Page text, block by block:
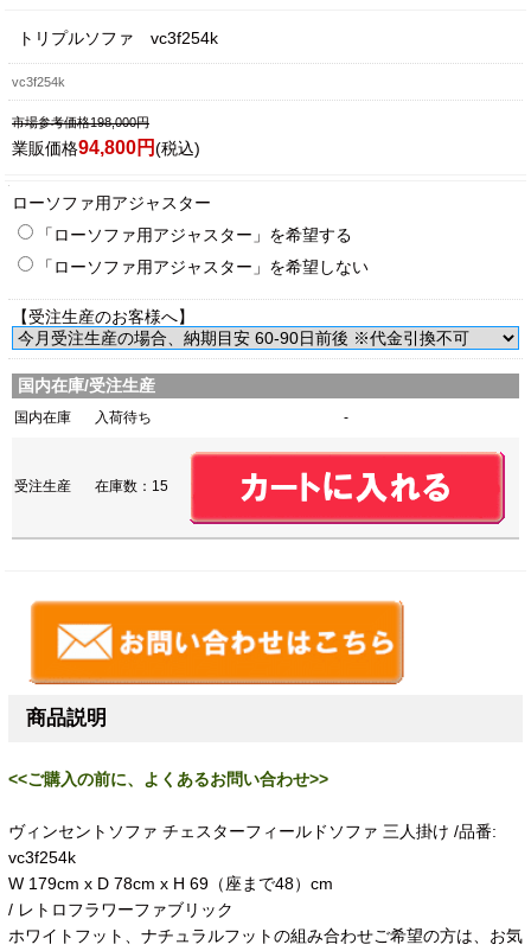
トリプルソファ vc3f254k
vc3f254k
市場参考価格198,000円
業販価格94,800円(税込)
ローソファ用アジャスター
「ローソファ用アジャスター」を希望する
「ローソファ用アジャスター」を希望しない
【受注生産のお客様へ】
国内在庫/受注生産
国内在庫 入荷待ち -
受注生産 在庫数：15
商品説明
<<ご購入の前に、よくあるお問い合わせ>>
ヴィンセントソファ チェスターフィールドソファ 三人掛け /品番:
vc3f254k
W 179cm x D 78cm x H 69（座まで48）cm
/ レトロフラワーファブリック
ホワイトフット、ナチュラルフットの組み合わせご希望の方は、お気